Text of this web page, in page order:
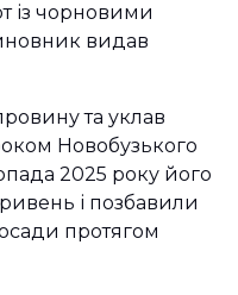
із чорновими
видав
та уклав
Новобузького
2025 року його
і позбавили
протягом